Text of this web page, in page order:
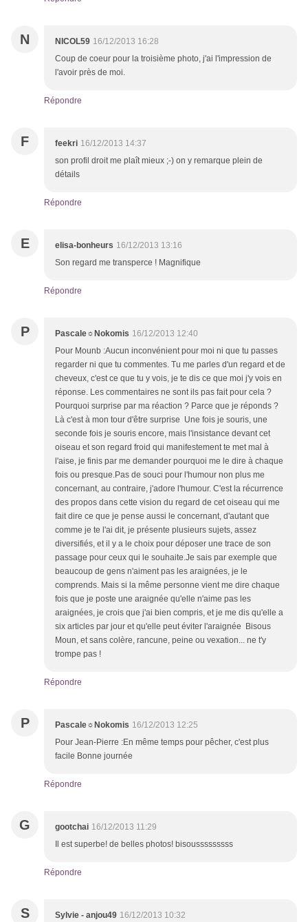
N NICOL59 16/12/2013 16:28
Coup de coeur pour la troisième photo, j'ai l'impression de
l'avoir près de moi.
Répondre
F feekri 16/12/2013 14:37
son profil droit me plaît mieux ;-) on y remarque plein de
détails
Répondre
E elisa-bonheurs 16/12/2013 13:16
Son regard me transperce ! Magnifique
Répondre
P Pascale☼Nokomis 16/12/2013 12:40
Pour Mounb :Aucun inconvénient pour moi ni que tu passes
regarder ni que tu commentes. Tu me parles d'un regard et de
cheveux, c'est ce que tu y vois, je te dis ce que moi j'y vois en
réponse. Les commentaires ne sont ils pas fait pour cela ?
Pourquoi surprise par ma réaction ? Parce que je réponds ?
Là c'est à mon tour d'être surprise Une fois je souris, une
seconde fois je souris encore, mais l'insistance devant cet
oiseau et son regard froid qui manifestement te met mal à
l'aise, je finis par me demander pourquoi me le dire à chaque
fois ou presque.Pas de souci pour l'humour non plus me
concernant, au contraire, j'adore l'humour. C'est la récurrence
des propos dans cette vision du regard de cet oiseau qui me
fait dire ce que je pense aussi le concernant, d'autant que
comme je te l'ai dit, je présente plusieurs sujets, assez
diversifiés, et il y a le choix pour déposer une trace de son
passage pour ceux qui le souhaite.Je sais par exemple que
beaucoup de gens n'aiment pas les araignées, je le
comprends. Mais si la même personne vient me dire chaque
fois que je poste une araignée qu'elle n'aime pas les
araignées, je crois que j'ai bien compris, et je me dis qu'elle a
six articles par jour et qu'elle peut éviter l'araignée Bisous
Moun, et sans colère, rancune, peine ou vexation... ne t'y
trompe pas !
Répondre
P Pascale☼Nokomis 16/12/2013 12:25
Pour Jean-Pierre :En même temps pour pêcher, c'est plus
facile Bonne journée
Répondre
G gootchai 16/12/2013 11:29
Il est superbe! de belles photos! bisousssssssss
Répondre
S Sylvie - anjou49 16/12/2013 10:32